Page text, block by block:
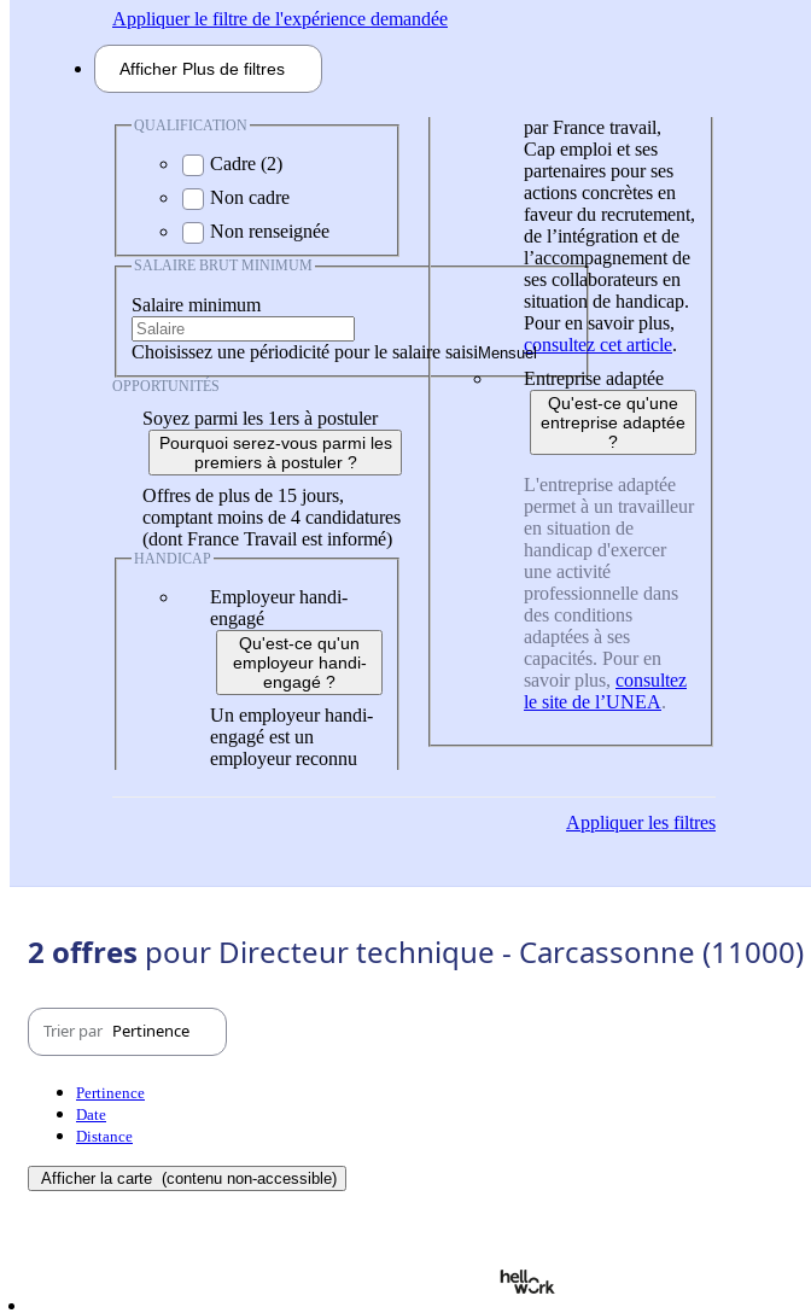
Appliquerle filtre de l'expérience demandée
Afficher Plus de filtres
QUALIFICATION
Cadre (2)
Non cadre
Non renseignée
SALAIRE BRUT MINIMUM
Salaire minimum
Choisissez une périodicité pour le salaire saisi
OPPORTUNITÉS
Soyez parmi les 1ers à postuler
Pourquoi serez-vous parmi les
premiers à postuler ?
Offres de plus de 15 jours,
comptant moins de 4 candidatures
(dont France Travail est informé)
HANDICAP
Employeur handi-
engagé
Qu'est-ce qu'un
employeur handi-
engagé ?
Un employeur handi-
engagé est un
employeur reconnu
par France travail,
Cap emploi et ses
partenaires pour ses
actions concrètes en
faveur du recrutement,
de l’intégration et de
l’accompagnement de
ses collaborateurs en
situation de handicap.
Pour en savoir plus,
consultez cet article.
Entreprise adaptée
Qu'est-ce qu'une
entreprise adaptée
?
L'entreprise adaptée
permet à un travailleur
en situation de
handicap d'exercer
une activité
professionnelle dans
des conditions
adaptées à ses
capacités. Pour en
savoir plus, consultez
le site de l’UNEA.
Appliquerles filtres
2 offres pour Directeur technique - Carcassonne (11000)
Trier par Pertinence
Pertinence
Date
Distance
Afficher la carte (contenu non-accessible)